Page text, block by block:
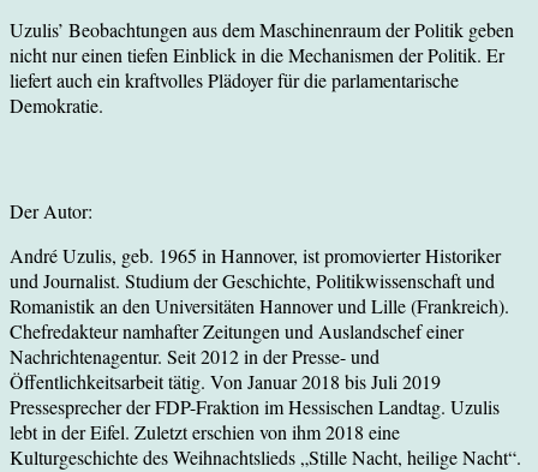
Uzulis’ Beobachtungen aus dem Maschinenraum der Politik geben
nicht nur einen tiefen Einblick in die Mechanismen der Politik. Er
liefert auch ein kraftvolles Plädoyer für die parlamentarische
Demokratie.
Der Autor:
André Uzulis, geb. 1965 in Hannover, ist promovierter Historiker
und Journalist. Studium der Geschichte, Politikwissenschaft und
Romanistik an den Universitäten Hannover und Lille (Frankreich).
Chefredakteur namhafter Zeitungen und Auslandschef einer
Nachrichtenagentur. Seit 2012 in der Presse- und
Öffentlichkeitsarbeit tätig. Von Januar 2018 bis Juli 2019
Pressesprecher der FDP-Fraktion im Hessischen Landtag. Uzulis
lebt in der Eifel. Zuletzt erschien von ihm 2018 eine
Kulturgeschichte des Weihnachtslieds „Stille Nacht, heilige Nacht“.